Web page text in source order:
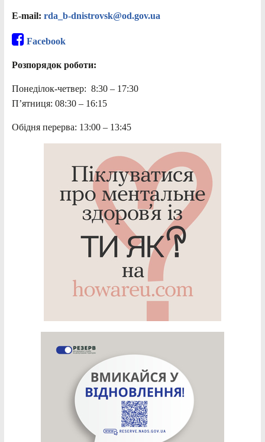
E-mail: rda_b-dnistrovsk@od.gov.ua
Facebook
Розпорядок роботи:
Понеділок-четвер: 8:30 – 17:30
П’ятниця: 08:30 – 16:15
Обідня перерва: 13:00 – 13:45